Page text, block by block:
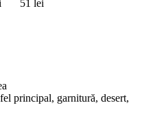
51 lei
principal, garnitură, desert,